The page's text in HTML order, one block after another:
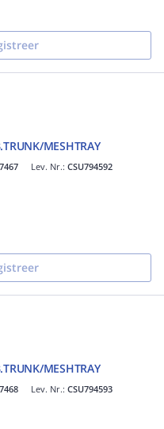
MESHTRAY
Lev. Nr.: CSU794592
MESHTRAY
Lev. Nr.: CSU794593